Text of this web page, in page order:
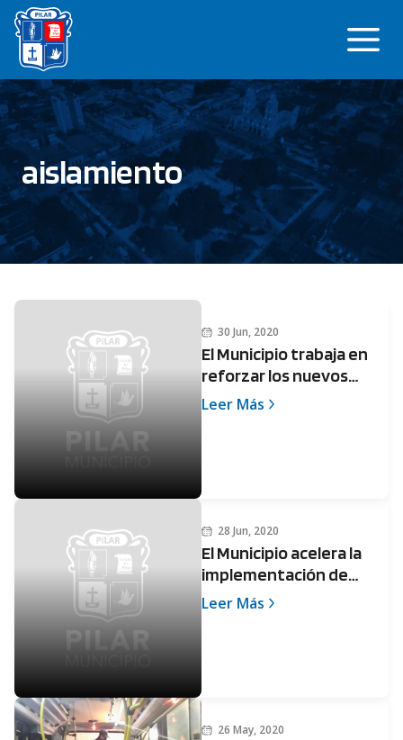
Saltar
contenido
aislamiento
30 Jun, 2020
El Municipio trabaja en
reforzar los nuevos
controles para el ASPO
Leer Más
28 Jun, 2020
El Municipio acelera la
implementación de
Comercios Cuidados
Leer Más
26 May, 2020